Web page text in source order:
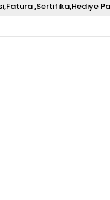
,Sertifika,Hediye